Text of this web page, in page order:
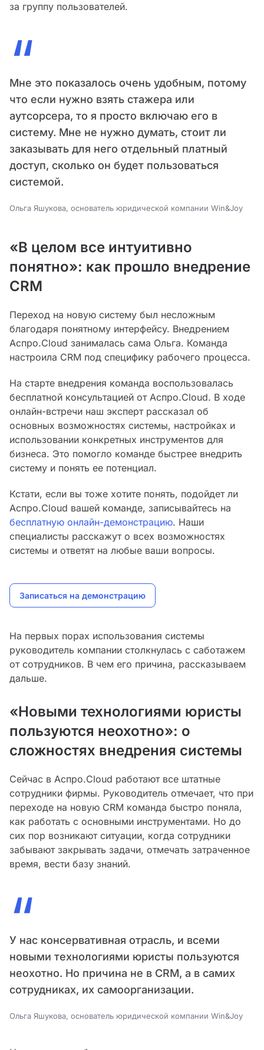
за группу пользователей.
“
Мне это показалось очень удобным, потому
что если нужно взять стажера или
аутсорсера, то я просто включаю его в
систему. Мне не нужно думать, стоит ли
заказывать для него отдельный платный
доступ, сколько он будет пользоваться
системой.
Ольга Яшукова, основатель юридической компании Win&Joy
«В целом все интуитивно
понятно»: как прошло внедрение
CRM
Переход на новую систему был несложным
благодаря понятному интерфейсу. Внедрением
Аспро.Cloud занималась сама Ольга. Команда
настроила CRM под специфику рабочего процесса.
На старте внедрения команда воспользовалась
бесплатной консультацией от Аспро.Cloud. В ходе
онлайн-встречи наш эксперт рассказал об
основных возможностях системы, настройках и
использовании конкретных инструментов для
бизнеса. Это помогло команде быстрее внедрить
систему и понять ее потенциал.
Кстати, если вы тоже хотите понять, подойдет ли
Аспро.Cloud вашей команде, записывайтесь на
бесплатную онлайн-демонстрацию. Наши
специалисты расскажут о всех возможностях
системы и ответят на любые ваши вопросы.
Записаться на демонстрацию
На первых порах использования системы
руководитель компании столкнулась с саботажем
от сотрудников. В чем его причина, рассказываем
дальше.
«Новыми технологиями юристы
пользуются неохотно»: о
сложностях внедрения системы
Сейчас в Аспро.Cloud работают все штатные
сотрудники фирмы. Руководитель отмечает, что при
переходе на новую CRM команда быстро поняла,
как работать с основными инструментами. Но до
сих пор возникают ситуации, когда сотрудники
забывают закрывать задачи, отмечать затраченное
время, вести базу знаний.
“
У нас консервативная отрасль, и всеми
новыми технологиями юристы пользуются
неохотно. Но причина не в CRM, а в самих
сотрудниках, их самоорганизации.
Ольга Яшукова, основатель юридической компании Win&Joy